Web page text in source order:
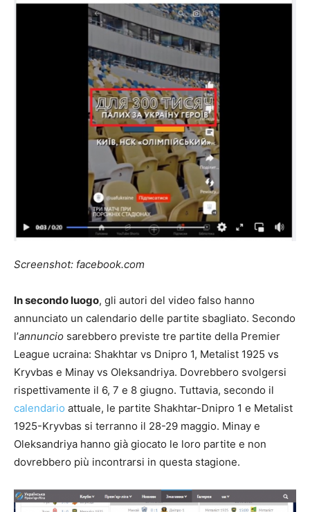
Screenshot: facebook.com
In secondo luogo, gli autori del video falso hanno
annunciato un calendario delle partite sbagliato. Secondo
l’annuncio sarebbero previste tre partite della Premier
League ucraina: Shakhtar vs Dnipro 1, Metalist 1925 vs
Kryvbas e Minay vs Oleksandriya. Dovrebbero svolgersi
rispettivamente il 6, 7 e 8 giugno. Tuttavia, secondo il
calendario attuale, le partite Shakhtar-Dnipro 1 e Metalist
1925-Kryvbas si terranno il 28-29 maggio. Minay e
Oleksandriya hanno già giocato le loro partite e non
dovrebbero più incontrarsi in questa stagione.